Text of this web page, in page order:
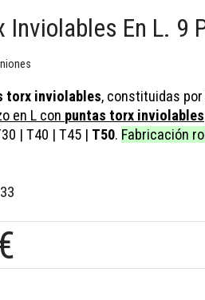
Inviolables En L. 9
torx inviolables, constituidas por
en L con puntas torx inviolables
| T40 | T45 | T50. Fabricación